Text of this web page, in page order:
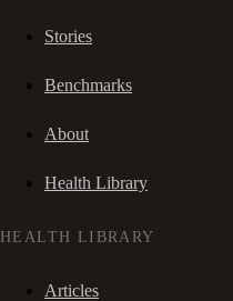
Stories
Benchmarks
About
Health Library
HEALTH LIBRARY
Articles